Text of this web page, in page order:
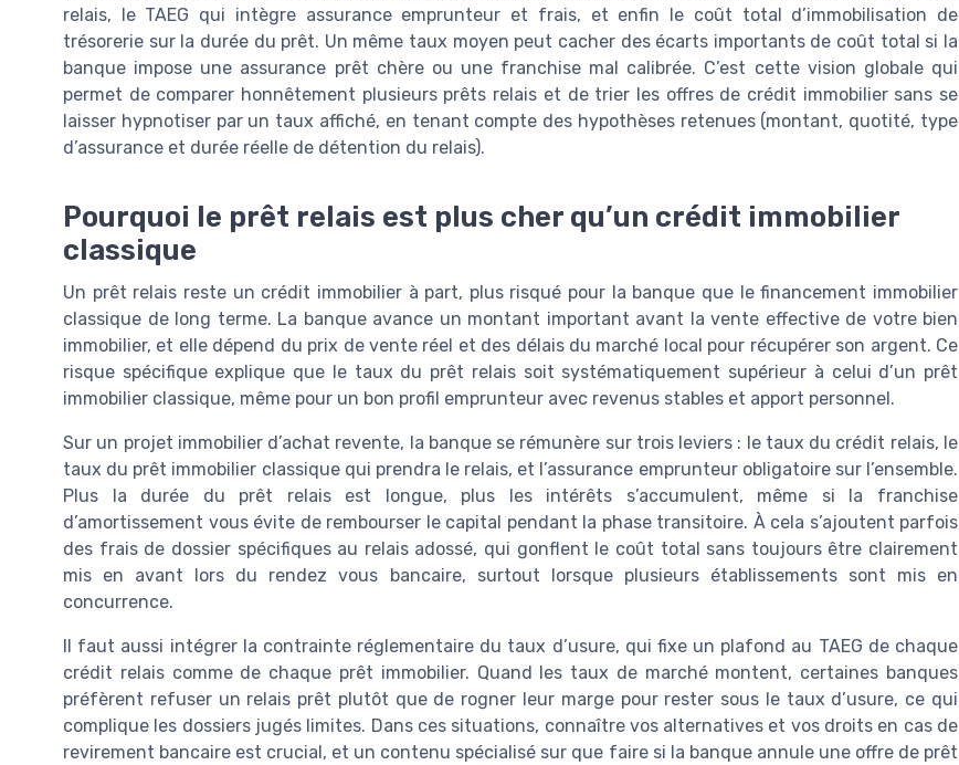
relais, le TAEG qui intègre assurance emprunteur et frais, et enfin le coût total d’immobilisation de
trésorerie sur la durée du prêt. Un même taux moyen peut cacher des écarts importants de coût total si la
banque impose une assurance prêt chère ou une franchise mal calibrée. C’est cette vision globale qui
permet de comparer honnêtement plusieurs prêts relais et de trier les offres de crédit immobilier sans se
laisser hypnotiser par un taux affiché, en tenant compte des hypothèses retenues (montant, quotité, type
d’assurance et durée réelle de détention du relais).
Pourquoi le prêt relais est plus cher qu’un crédit immobilier
classique
Un prêt relais reste un crédit immobilier à part, plus risqué pour la banque que le financement immobilier
classique de long terme. La banque avance un montant important avant la vente effective de votre bien
immobilier, et elle dépend du prix de vente réel et des délais du marché local pour récupérer son argent. Ce
risque spécifique explique que le taux du prêt relais soit systématiquement supérieur à celui d’un prêt
immobilier classique, même pour un bon profil emprunteur avec revenus stables et apport personnel.
Sur un projet immobilier d’achat revente, la banque se rémunère sur trois leviers : le taux du crédit relais, le
taux du prêt immobilier classique qui prendra le relais, et l’assurance emprunteur obligatoire sur l’ensemble.
Plus la durée du prêt relais est longue, plus les intérêts s’accumulent, même si la franchise
d’amortissement vous évite de rembourser le capital pendant la phase transitoire. À cela s’ajoutent parfois
des frais de dossier spécifiques au relais adossé, qui gonflent le coût total sans toujours être clairement
mis en avant lors du rendez vous bancaire, surtout lorsque plusieurs établissements sont mis en
concurrence.
Il faut aussi intégrer la contrainte réglementaire du taux d’usure, qui fixe un plafond au TAEG de chaque
crédit relais comme de chaque prêt immobilier. Quand les taux de marché montent, certaines banques
préfèrent refuser un relais prêt plutôt que de rogner leur marge pour rester sous le taux d’usure, ce qui
complique les dossiers jugés limites. Dans ces situations, connaître vos alternatives et vos droits en cas de
revirement bancaire est crucial, et un contenu spécialisé sur que faire si la banque annule une offre de prêt